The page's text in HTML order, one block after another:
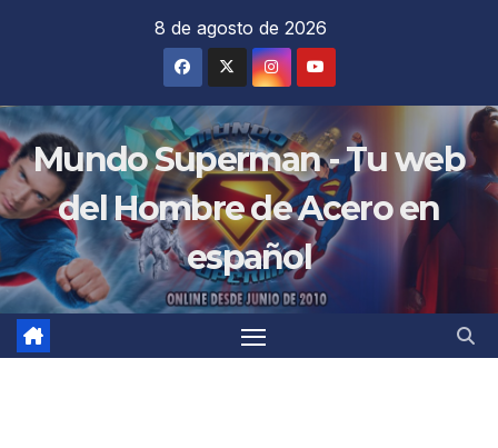
8 de agosto de 2026
Mundo Superman - Tu web
del Hombre de Acero en
español